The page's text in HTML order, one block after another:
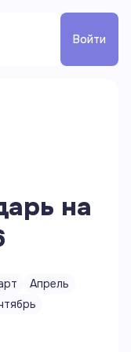
Войти
на
Апрель